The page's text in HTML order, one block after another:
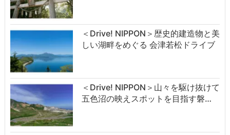
＜Drive! NIPPON＞歴史的建造物と美
しい湖畔をめぐる 会津若松ドライブ
＜Drive! NIPPON＞山々を駆け抜けて
五色沼の映えスポットを目指す磐…